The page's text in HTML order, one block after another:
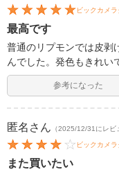
ビックカメ
最高です
普通のリプモンでは皮剥
んでした。発色もきれい
参考になった
匿名 さん （2025/12/31にレビ
ビックカメ
また買いたい